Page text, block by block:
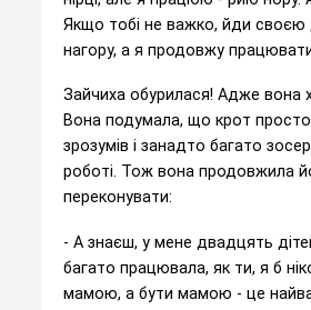
Якщо тобі не важко, йди
нагору, а я продовжу
Зайчиха обурилася! Адже вона
Вона подумала, що крот просто
зрозумів і занадто багато
роботі. Тож вона продовжила
переконувати:
- А знаєш, у мене двадцять
багато працювала, як ти, я б
мамою, а бути мамою - це